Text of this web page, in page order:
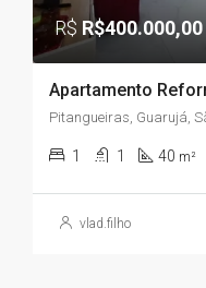
R$ R$400.000,00
1 1 40 m²
vlad.filho